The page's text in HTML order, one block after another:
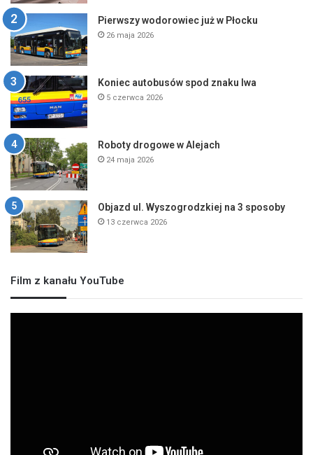
Pierwszy wodorowiec już w Płocku
26 maja 2026
Koniec autobusów spod znaku lwa
5 czerwca 2026
Roboty drogowe w Alejach
24 maja 2026
Objazd ul. Wyszogrodzkiej na 3 sposoby
13 czerwca 2026
Film z kanału YouTube